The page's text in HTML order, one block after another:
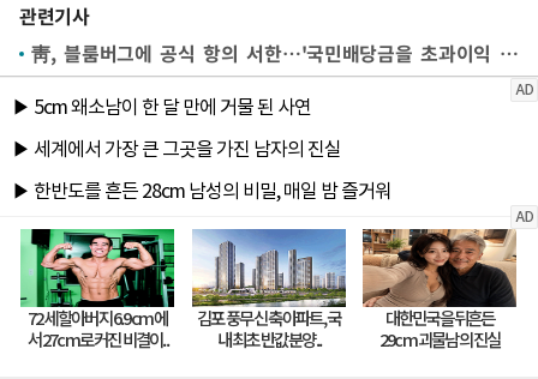
관련기사
靑, 블룸버그에 공식 항의 서한…'국민배당금을 초과이익 배분 해석·시장 혼선'